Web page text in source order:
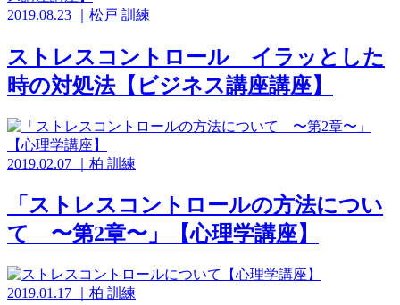
2019.08.23 松戸 訓練
ストレスコントロール イラッとした
時の対処法【ビジネス講座講座】
2019.02.07 柏 訓練
「ストレスコントロールの方法につい
て 〜第2章〜」【心理学講座】
2019.01.17 柏 訓練